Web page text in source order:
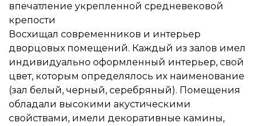
впечатление укрепленной средневековой
крепости
Восхищал современников и интерьер
дворцовых помещений. Каждый из залов имел
индивидуально оформленный интерьер, свой
цвет, которым определялось их наименование
(зал белый, черный, серебряный). Помещения
обладали высокими акустическими
свойствами, имели декоративные камины,